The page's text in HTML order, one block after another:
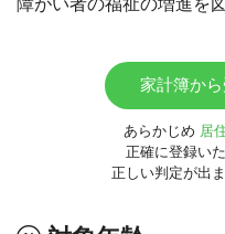
障がい者の福祉の増進を
家計簿か
あらかじめ 居
正確に登録い
正しい判定が出